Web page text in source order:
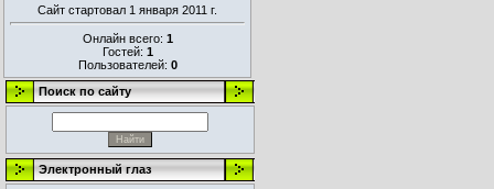
Сайт стартовал 1 января 2011 г.
Онлайн всего: 1
Гостей: 1
Пользователей: 0
Поиск по сайту
Электронный глаз